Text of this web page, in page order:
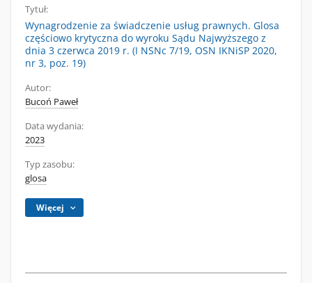
Tytuł:
Wynagrodzenie za świadczenie usług prawnych. Glosa
częściowo krytyczna do wyroku Sądu Najwyższego z
dnia 3 czerwca 2019 r. (I NSNc 7/19, OSN IKNiSP 2020,
nr 3, poz. 19)
Autor:
Bucoń Paweł
Data wydania:
2023
Typ zasobu:
glosa
Więcej